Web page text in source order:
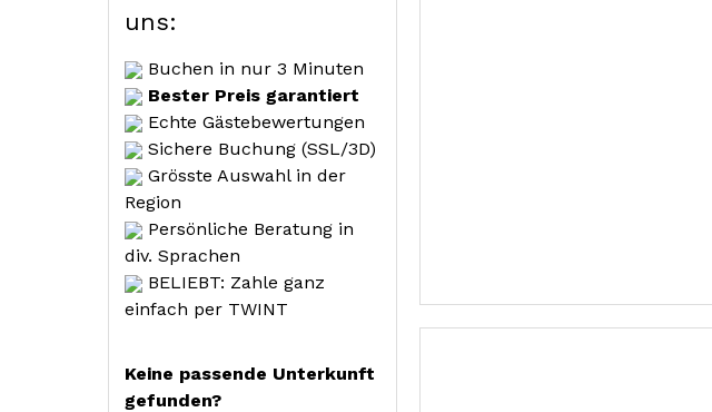
uns:
Buchen in nur 3 Minuten
Bester Preis garantiert
Echte Gästebewertungen
Sichere Buchung (SSL/3D)
Grösste Auswahl in der
Region
Persönliche Beratung in
div. Sprachen
BELIEBT: Zahle ganz
einfach per TWINT
Keine passende Unterkunft
gefunden?